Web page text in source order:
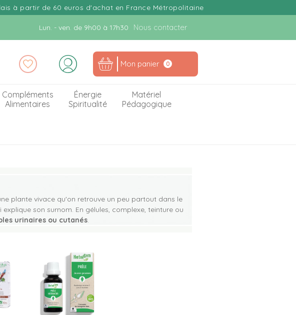
à partir de 60 euros d'achat en France Métropolitaine
Lun. - ven. de 9h00 à 17h30 Nous contacter
Mon panier 0
Compléments
Alimentaires
Énergie
Spiritualité
Matériel
Pédagogique
plante vivace qu'on retrouve un peu partout dans le
son surnom. En gélules, complexe, teinture ou
urinaires ou cutanés.